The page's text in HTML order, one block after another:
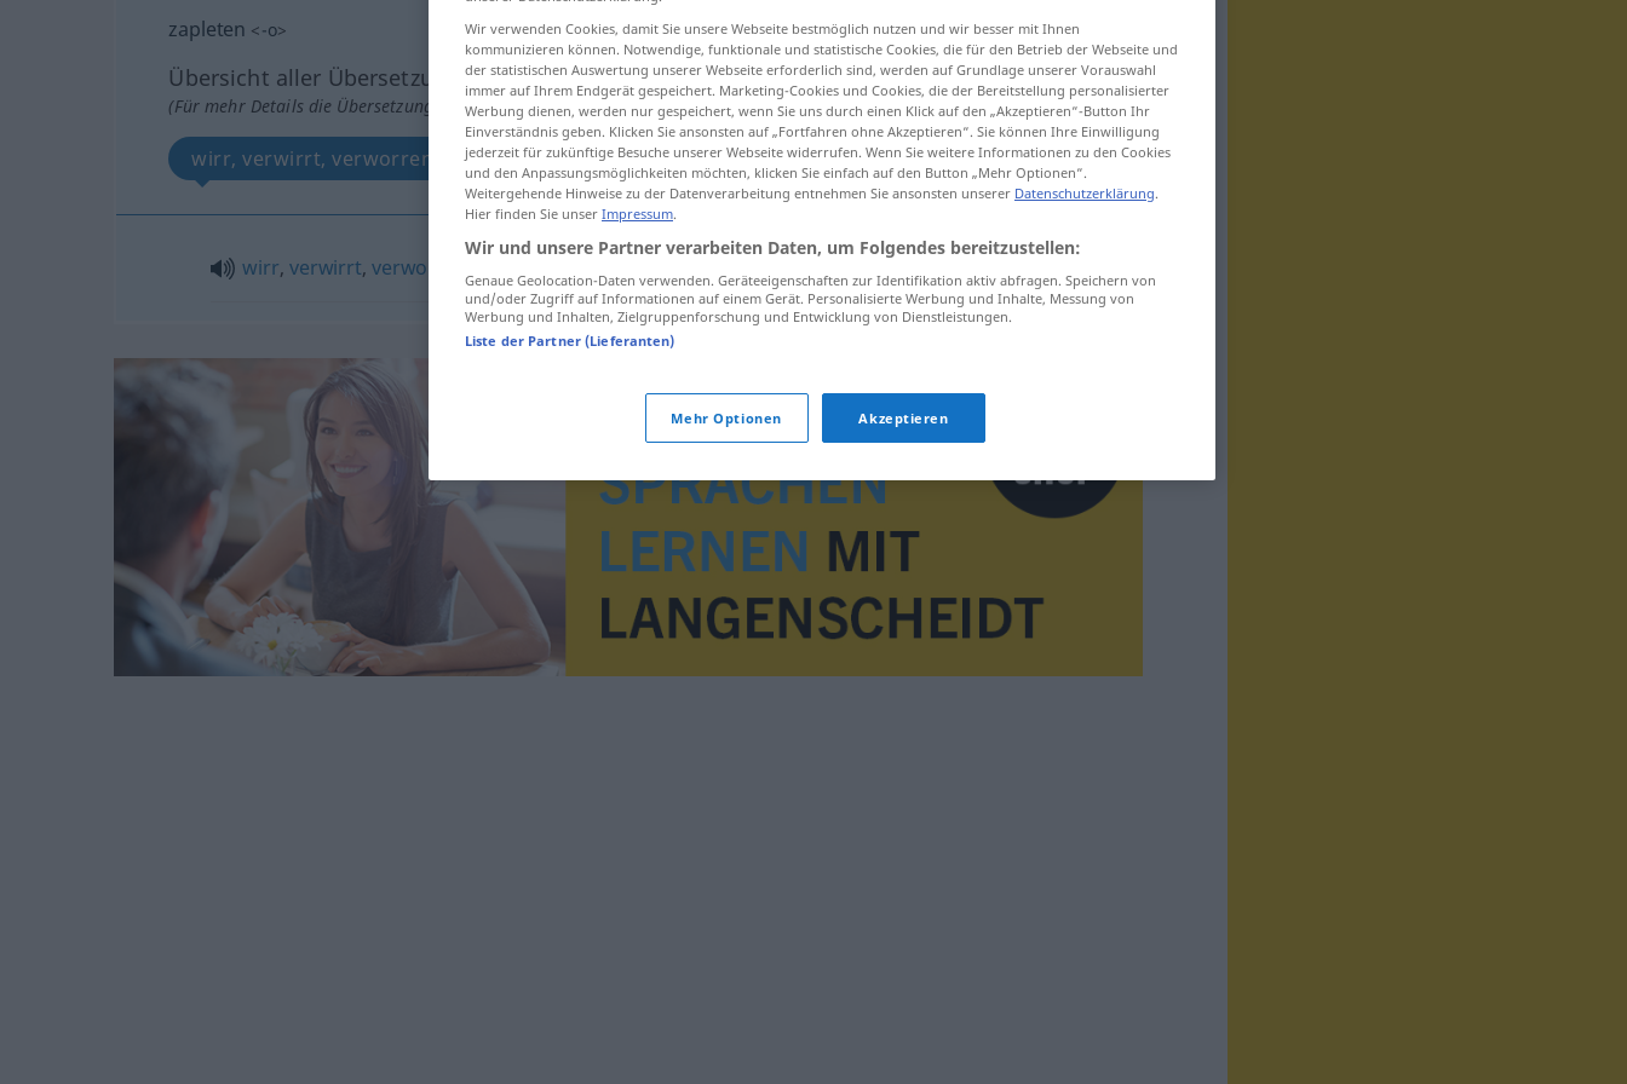
zapleten <-o>
Übersicht aller Übersetzungen
(Für mehr Details die Übersetzung anklicken/antippen)
wirr, verwirrt, verworren, kompliziert
wirr,verwirrt,verworren
Wir verwenden Cookies, damit Sie unsere Webseite bestmöglich nutzen und wir besser mit Ihnen
kommunizieren können. Notwendige, funktionale und statistische Cookies, die für den Betrieb der Webseite und
der statistischen Auswertung unserer Webseite erforderlich sind, werden auf Grundlage unserer Vorauswahl
immer auf Ihrem Endgerät gespeichert. Marketing-Cookies und Cookies, die der Bereitstellung personalisierter
Werbung dienen, werden nur gespeichert, wenn Sie uns durch einen Klick auf den „Akzeptieren“-Button Ihr
Einverständnis geben. Klicken Sie ansonsten auf „Fortfahren ohne Akzeptieren“. Sie können Ihre Einwilligung
jederzeit für zukünftige Besuche unserer Webseite widerrufen. Wenn Sie weitere Informationen zu den Cookies
und den Anpassungsmöglichkeiten möchten, klicken Sie einfach auf den Button „Mehr Optionen“.
Weitergehende Hinweise zu der Datenverarbeitung entnehmen Sie ansonsten unserer Datenschutzerklärung.
Hier finden Sie unser Impressum.
Wir und unsere Partner verarbeiten Daten, um Folgendes bereitzustellen:
Genaue Geolocation-Daten verwenden. Geräteeigenschaften zur Identifikation aktiv abfragen. Speichern von
und/oder Zugriff auf Informationen auf einem Gerät. Personalisierte Werbung und Inhalte, Messung von
Werbung und Inhalten, Zielgruppenforschung und Entwicklung von Dienstleistungen.
Liste der Partner (Lieferanten)
Mehr Optionen Akzeptieren